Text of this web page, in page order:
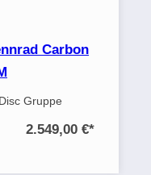
Carbon
Gruppe
2.549,00 €*